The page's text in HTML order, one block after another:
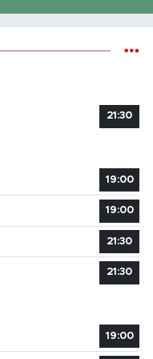
21:30
19:00
19:00
21:30
21:30
19:00